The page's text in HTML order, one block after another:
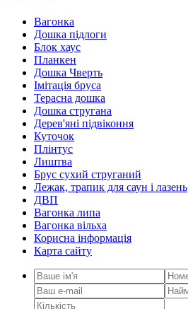
Вагонка
Дошка підлоги
Блок хаус
Планкен
Дошка Чверть
Iмітація бруса
Терасна дошка
Дошка стругана
Дерев'яні підвіконня
Куточок
Плінтус
Лиштва
Брус сухий струганий
Лежак, трапик для саун і лазень
ДВП
Вагонка липа
Вагонка вільха
Корисна інформація
Карта сайту